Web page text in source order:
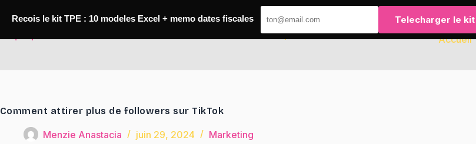
Accueil
Comment attirer plus de followers sur TikTok
Menzie Anastacia juin 29, 2024 Marketing
Recois le kit TPE : 10 modeles Excel + memo dates fiscales Telecharger le kit